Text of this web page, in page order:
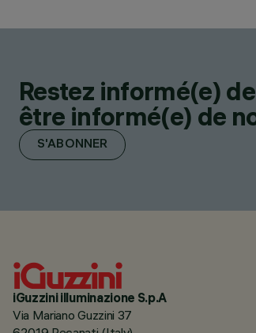
Restez informé(e)
être informé(e) de
S'ABONNER
iGuzzini illuminazione S.p.A
Via Mariano Guzzini 37